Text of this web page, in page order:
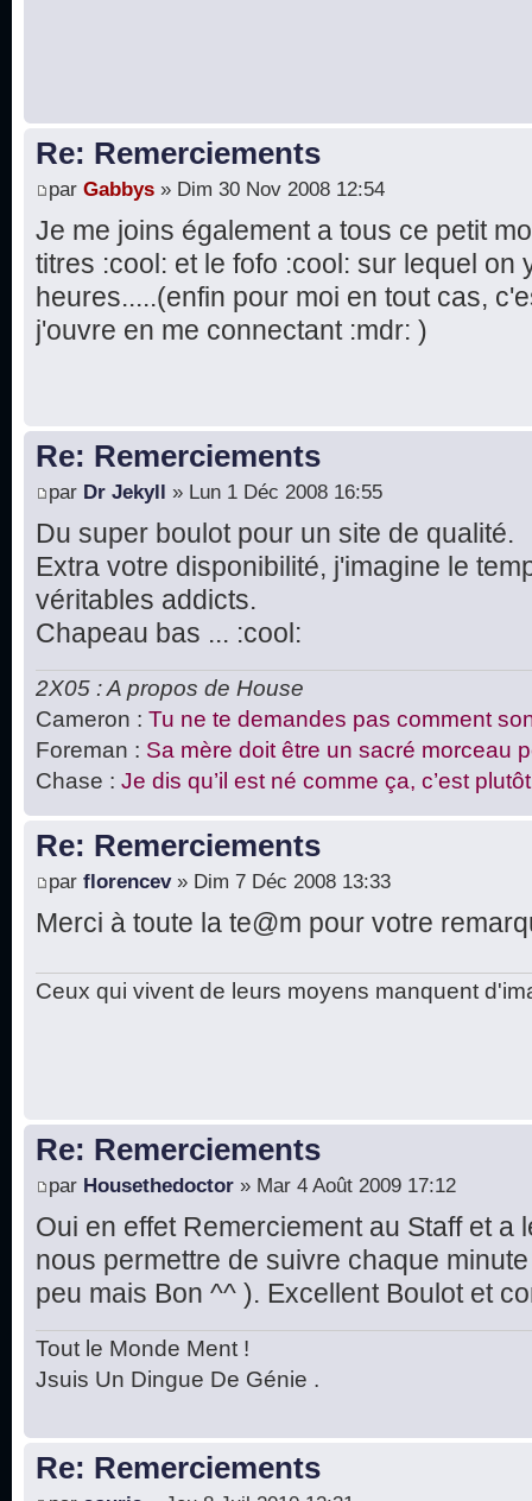
Re: Remerciements
par Gabbys » Dim 30 Nov 2008 12:54
Je me joins également a tous ce petit
titres :cool: et le fofo :cool: sur lequel on
heures.....(enfin pour moi en tout cas,
j'ouvre en me connectant :mdr: )
Re: Remerciements
par Dr Jekyll » Lun 1 Déc 2008 16:55
Du super boulot pour un site de qualité.
Extra votre disponibilité, j'imagine le
véritables addicts.
Chapeau bas ... :cool:
2X05 : A propos de House
Cameron : Tu ne te demandes pas comment
Foreman : Sa mère doit être un sacré morceau
Chase : Je dis qu’il est né comme ça, c’est
Re: Remerciements
par florencev» Dim 7 Déc 2008 13:33
Merci à toute la te@m pour votre
Ceux qui vivent de leurs moyens manquent
Re: Remerciements
par Housethedoctor » Mar 4 Août 2009 17:12
Oui en effet Remerciement au Staff et a
nous permettre de suivre chaque
peu mais Bon ^^ ). Excellent Boulot et
Tout le Monde Ment !
Jsuis Un Dingue De Génie .
Re: Remerciements